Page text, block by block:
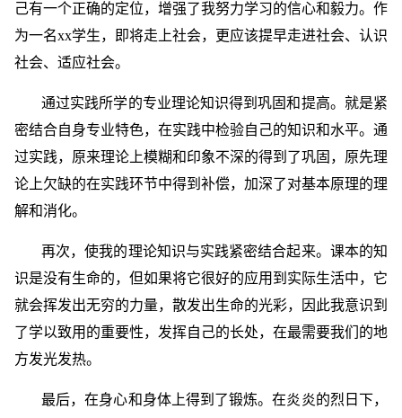
己有一个正确的定位，增强了我努力学习的信心和毅力。作
为一名xx学生，即将走上社会，更应该提早走进社会、认识
社会、适应社会。
通过实践所学的专业理论知识得到巩固和提高。就是紧
密结合自身专业特色，在实践中检验自己的知识和水平。通
过实践，原来理论上模糊和印象不深的得到了巩固，原先理
论上欠缺的在实践环节中得到补偿，加深了对基本原理的理
解和消化。
再次，使我的理论知识与实践紧密结合起来。课本的知
识是没有生命的，但如果将它很好的应用到实际生活中，它
就会挥发出无穷的力量，散发出生命的光彩，因此我意识到
了学以致用的重要性，发挥自己的长处，在最需要我们的地
方发光发热。
最后，在身心和身体上得到了锻炼。在炎炎的烈日下，